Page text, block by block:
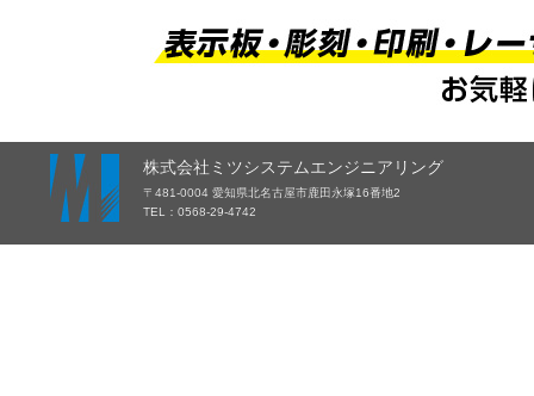
株式会社ミツシステムエンジニアリング
〒481-0004 愛知県北名古屋市鹿田永塚16番地2
TEL：0568-29-4742